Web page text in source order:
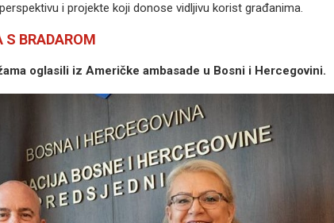
i projekte koji donose vidljivu korist građanima.
BRADAROM
oglasili iz Američke ambasade u Bosni i Hercegovini.